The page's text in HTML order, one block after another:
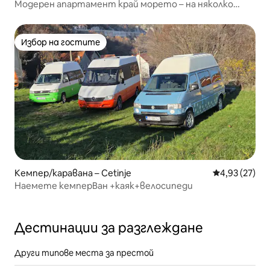
Модерен апартамент край морето – на няколко
Избор на гостите
Избор на гостите
Кемпер/каравана – Cetinje Средна
4,93 (27)
Наемете кемперВан +каяк+велосипеди
Дестинации за разглеждане
Други типове места за престой